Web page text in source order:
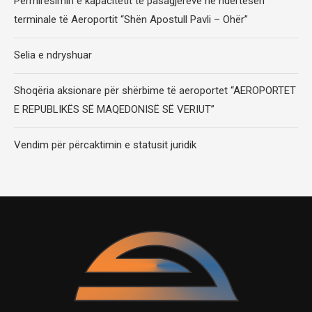
terminale të Aeroportit “Shën Apostull Pavli – Ohër”
Selia e ndryshuar
Shoqëria aksionare për shërbime të aeroportet “AEROPORTET
E REPUBLIKËS SË MAQEDONISË SË VERIUT”
Vendim për përcaktimin e statusit juridik